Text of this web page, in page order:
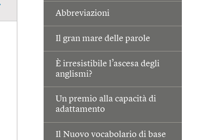
Abbreviazioni
Il gran mare delle parole
È irresistibile l’ascesa degli
anglismi?
Un premio alla capacità di
adattamento
Il Nuovo vocabolario di base